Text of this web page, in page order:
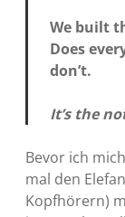
We built
Does
don’t.
It’s the
Bevor ich
mal den
Kopfhörern)